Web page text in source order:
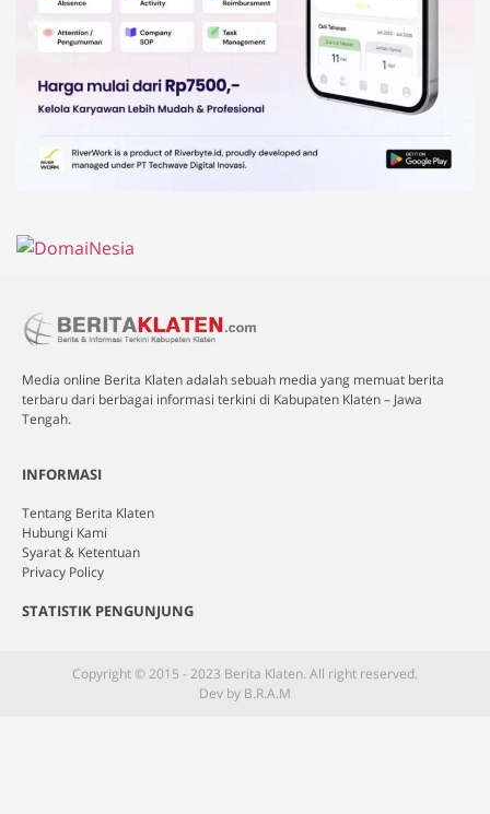
Media online Berita Klaten adalah sebuah media yang memuat berita
terbaru dari berbagai informasi terkini di Kabupaten Klaten – Jawa
Tengah.
INFORMASI
Tentang Berita Klaten
Hubungi Kami
Syarat & Ketentuan
Privacy Policy
STATISTIK PENGUNJUNG
Copyright © 2015 - 2023 Berita Klaten. All right reserved.
Dev by B.R.A.M